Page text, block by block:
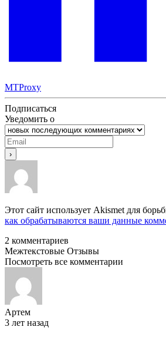
MTProxy
Подписаться
Уведомить о
Этот сайт использует Akismet для
как обрабатываются ваши данные
2 комментариев
Межтекстовые Отзывы
Посмотреть все комментарии
Артем
3 лет назад